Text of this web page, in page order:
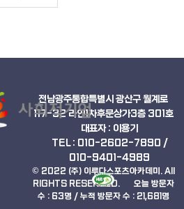
전남광주통합특별시 광산구 월계로
117-32 라인1차후문상가3층 301호
대표자 : 이용기
TEL : 010-2602-7890 /
010-9401-4989
© 2022 (주) 이루다스포츠아카데미. AII
RIGHTS RESERVED.
오늘 방문자
수 : 63명/ 누적 방문자 수 : 21,681명